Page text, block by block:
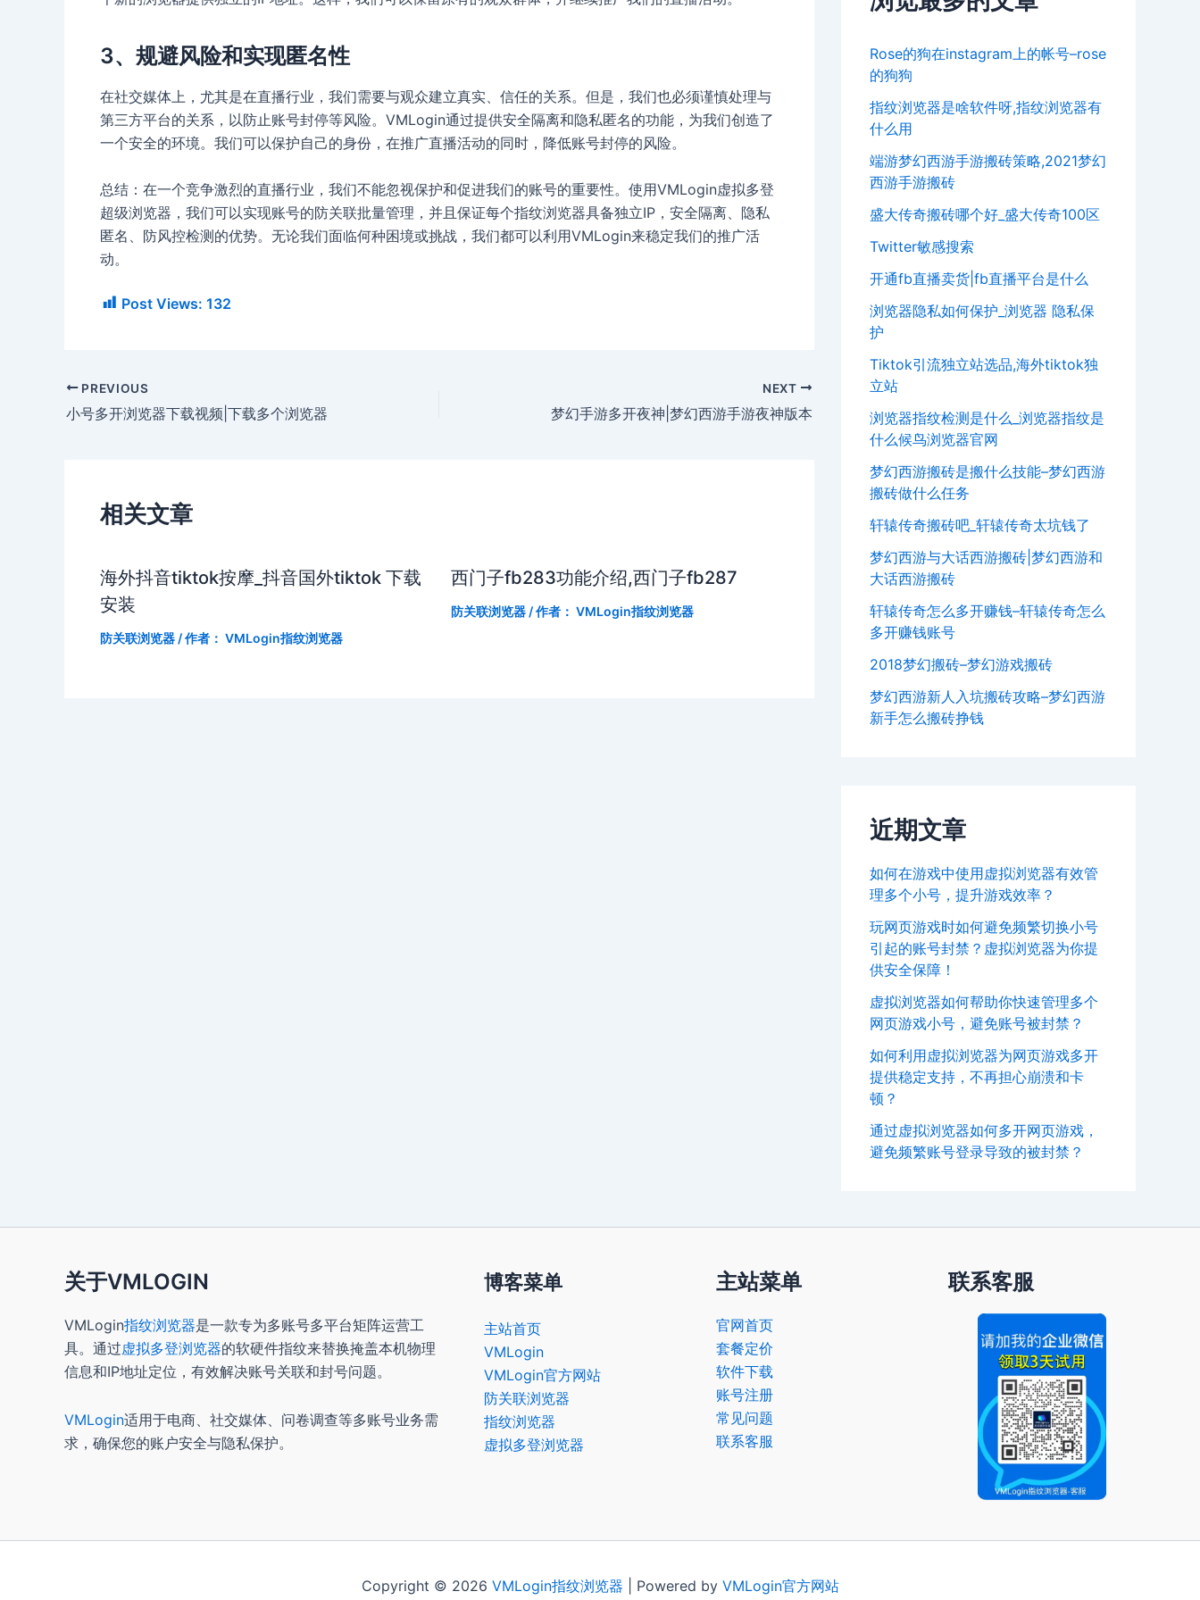
3、规避风险和实现匿名性
在社交媒体上，尤其是在直播行业，我们需要与观众建立真实、信任的关系。但是，我们也必须谨慎处理与
第三方平台的关系，以防止账号封停等风险。VMLogin通过提供安全隔离和隐私匿名的功能，为我们创造了
一个安全的环境。我们可以保护自己的身份，在推广直播活动的同时，降低账号封停的风险。
总结：在一个竞争激烈的直播行业，我们不能忽视保护和促进我们的账号的重要性。使用VMLogin虚拟多登
超级浏览器，我们可以实现账号的防关联批量管理，并且保证每个指纹浏览器具备独立IP，安全隔离、隐私
匿名、防风控检测的优势。无论我们面临何种困境或挑战，我们都可以利用VMLogin来稳定我们的推广活
动。
Post Views: 132
PREVIOUS
小号多开浏览器下载视频|下载多个浏览器
NEXT
梦幻手游多开夜神|梦幻西游手游夜神版本
相关文章
海外抖音tiktok按摩_抖音国外tiktok 下载
安装
防关联浏览器 / 作者： VMLogin指纹浏览器
西门子fb283功能介绍,西门子fb287
防关联浏览器/ 作者： VMLogin指纹浏览器
Rose的狗在instagram上的帐号–rose
的狗狗
指纹浏览器是啥软件呀,指纹浏览器有
什么用
端游梦幻西游手游搬砖策略,2021梦幻
西游手游搬砖
盛大传奇搬砖哪个好_盛大传奇100区
Twitter敏感搜索
开通fb直播卖货|fb直播平台是什么
浏览器隐私如何保护_浏览器 隐私保
护
Tiktok引流独立站选品,海外tiktok独
立站
浏览器指纹检测是什么_浏览器指纹是
什么候鸟浏览器官网
梦幻西游搬砖是搬什么技能–梦幻西游
搬砖做什么任务
轩辕传奇搬砖吧_轩辕传奇太坑钱了
梦幻西游与大话西游搬砖|梦幻西游和
大话西游搬砖
轩辕传奇怎么多开赚钱–轩辕传奇怎么
多开赚钱账号
2018梦幻搬砖–梦幻游戏搬砖
梦幻西游新人入坑搬砖攻略–梦幻西游
新手怎么搬砖挣钱
近期文章
如何在游戏中使用虚拟浏览器有效管
理多个小号，提升游戏效率？
玩网页游戏时如何避免频繁切换小号
引起的账号封禁？虚拟浏览器为你提
供安全保障！
虚拟浏览器如何帮助你快速管理多个
网页游戏小号，避免账号被封禁？
如何利用虚拟浏览器为网页游戏多开
提供稳定支持，不再担心崩溃和卡
顿？
通过虚拟浏览器如何多开网页游戏，
避免频繁账号登录导致的被封禁？
关于VMLOGIN
VMLogin指纹浏览器是一款专为多账号多平台矩阵运营工
具。通过虚拟多登浏览器的软硬件指纹来替换掩盖本机物理
信息和IP地址定位，有效解决账号关联和封号问题。
VMLogin适用于电商、社交媒体、问卷调查等多账号业务需
求，确保您的账户安全与隐私保护。
博客菜单
主站首页
VMLogin
VMLogin官方网站
防关联浏览器
指纹浏览器
虚拟多登浏览器
主站菜单
官网首页
套餐定价
软件下载
账号注册
常见问题
联系客服
联系客服
Copyright © 2026 VMLogin指纹浏览器 | Powered by VMLogin官方网站